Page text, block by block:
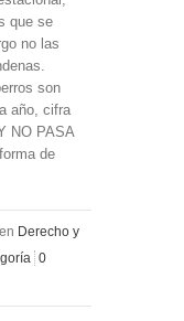
que se
no las
son
año, cifra
NO PASA
de
en Derecho y
0